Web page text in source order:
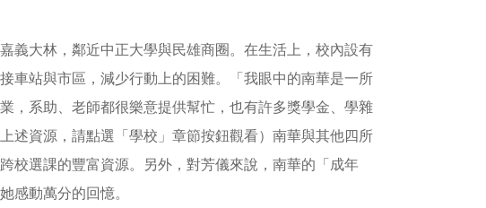
義大林，鄰近中正大學與民雄商圈。在生活上，校內設有
車站與市區，減少行動上的困難。「我眼中的南華是一所
，系助、老師都很樂意提供幫忙，也有許多獎學金、學雜
述資源，請點選「學校」章節按鈕觀看）南華與其他四所
校選課的豐富資源。另外，對芳儀來說，南華的「成年
感動萬分的回憶。